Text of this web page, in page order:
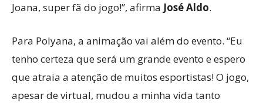
Joana, super fã do jogo!”, afirma José Aldo.
Para Polyana, a animação vai além do evento. “Eu
tenho certeza que será um grande evento e espero
que atraia a atenção de muitos esportistas! O jogo,
apesar de virtual, mudou a minha vida tanto